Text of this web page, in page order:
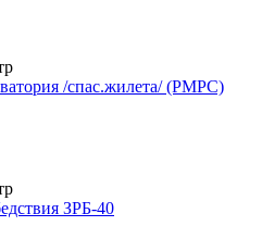
/спас.жилета/ (РМРС)
ЗРБ-40